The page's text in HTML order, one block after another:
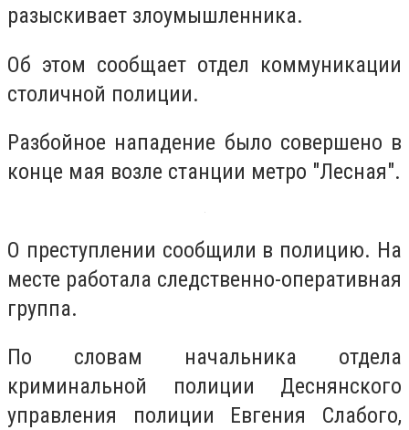
разыскивает злоумышленника.
Об этом сообщает отдел коммуникации
столичной полиции.
Разбойное нападение было совершено в
конце мая возле станции метро "Лесная".
О преступлении сообщили в полицию. На
месте работала следственно-оперативная
группа.
По словам начальника отдела
криминальной полиции Деснянского
управления полиции Евгения Слабого,